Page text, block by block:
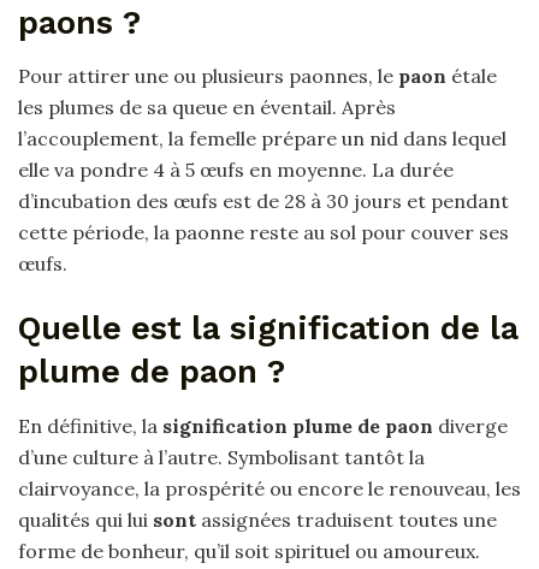
paons ?
Pour attirer une ou plusieurs paonnes, le paon étale
les plumes de sa queue en éventail. Après
l’accouplement, la femelle prépare un nid dans lequel
elle va pondre 4 à 5 œufs en moyenne. La durée
d’incubation des œufs est de 28 à 30 jours et pendant
cette période, la paonne reste au sol pour couver ses
œufs.
Quelle est la signification de la
plume de paon ?
En définitive, la signification plume de paon diverge
d’une culture à l’autre. Symbolisant tantôt la
clairvoyance, la prospérité ou encore le renouveau, les
qualités qui lui sont assignées traduisent toutes une
forme de bonheur, qu’il soit spirituel ou amoureux.